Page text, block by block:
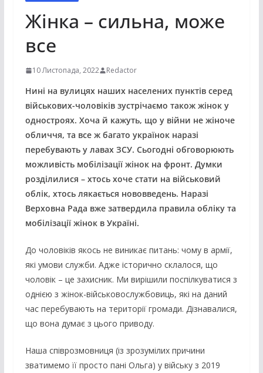
Жінка – сильна, може
все
10 Листопада, 2022 Redactor
Нині на вулицях наших населених пунктів серед
військових-чоловіків зустрічаємо також жінок у
одностроях. Хоча й кажуть, що у війни не жіноче
обличчя, та все ж багато українок наразі
перебувають у лавах ЗСУ. Сьогодні обговорюють
можливість мобілізації жінок на фронт. Думки
розділилися – хтось хоче стати на військовий
облік, хтось лякається нововведень. Наразі
Верховна Рада вже затвердила правила обліку та
мобілізації жінок в Україні.
До чоловіків якось не виникає питань: чому в армії,
які умови служби. Адже історично склалося, що
чоловік – це захисник. Ми вирішили поспілкуватися з
однією з жінок-військовослужбовиць, які на даний
час перебувають на території громади. Дізнавалися,
що вона думає з цього приводу.
Наша співрозмовниця (із зрозумілих причини
зватимемо її просто пані Ольга) у війську з 2019